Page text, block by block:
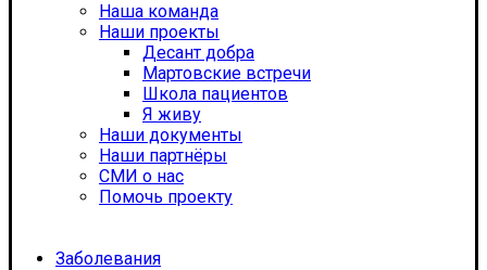
Наша команда
Наши проекты
Десант добра
Мартовские встречи
Школа пациентов
Я живу
Наши документы
Наши партнёры
СМИ о нас
Помочь проекту
Заболевания